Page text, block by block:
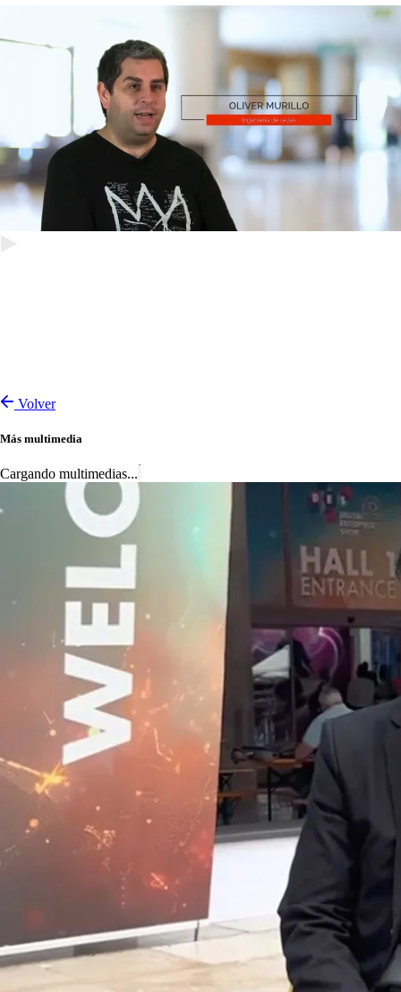
Volver
Más multimedia
Cargando multimedias...